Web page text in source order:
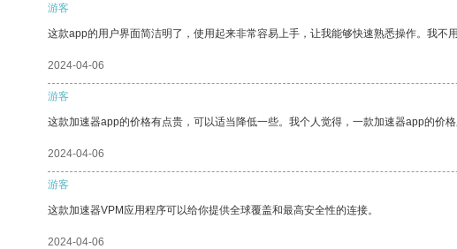
游客
这款app的用户界面简洁明了，使用起来非常容易上手，让我能够快速熟悉操作。我不
2024-04-06
游客
这款加速器app的价格有点贵，可以适当降低一些。我个人觉得，一款加速器app的价格
2024-04-06
游客
这款加速器VPM应用程序可以给你提供全球覆盖和最高安全性的连接。
2024-04-06